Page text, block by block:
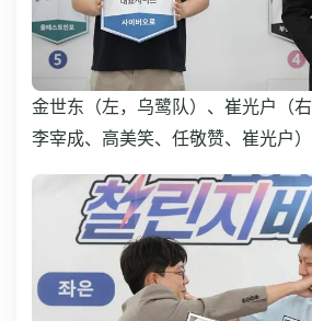
金世东（左，乌鹭队）、崔光户（右
李宰成、高美笑、任敬赞、崔光户）